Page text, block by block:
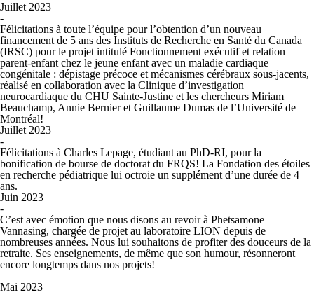
Juillet 2023
-
Félicitations à toute l’équipe pour l’obtention d’un nouveau
financement de 5 ans des Instituts de Recherche en Santé du Canada
(IRSC) pour le projet intitulé Fonctionnement exécutif et relation
parent-enfant chez le jeune enfant avec un maladie cardiaque
congénitale : dépistage précoce et mécanismes cérébraux sous-jacents,
réalisé en collaboration avec la Clinique d’investigation
neurocardiaque du CHU Sainte-Justine et les chercheurs Miriam
Beauchamp, Annie Bernier et Guillaume Dumas de l’Université de
Montréal!
Juillet 2023
-
Félicitations à Charles Lepage, étudiant au PhD-RI, pour la
bonification de bourse de doctorat du FRQS! La Fondation des étoiles
en recherche pédiatrique lui octroie un supplément d’une durée de 4
ans.
Juin 2023
-
C’est avec émotion que nous disons au revoir à Phetsamone
Vannasing, chargée de projet au laboratoire LION depuis de
nombreuses années. Nous lui souhaitons de profiter des douceurs de la
retraite. Ses enseignements, de même que son humour, résonneront
encore longtemps dans nos projets!
Mai 2023